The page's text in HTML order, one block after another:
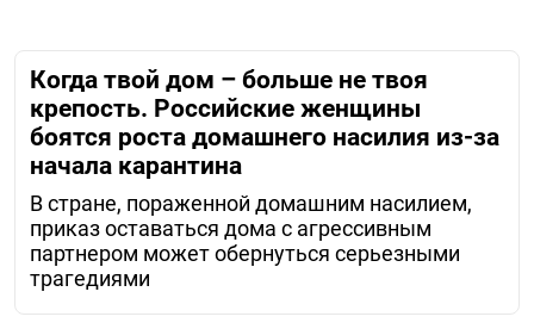
Когда твой дом – больше не твоя
крепость. Российские женщины
боятся роста домашнего насилия из-за
начала карантина
В стране, пораженной домашним насилием,
приказ оставаться дома с агрессивным
партнером может обернуться серьезными
трагедиями